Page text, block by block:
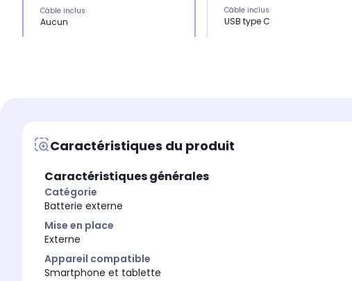
Câble inclus
Aucun
Câble inclus
USB type C
Caractéristiques du produit
Caractéristiques générales
Catégorie
Batterie externe
Mise en place
Externe
Appareil compatible
Smartphone et tablette